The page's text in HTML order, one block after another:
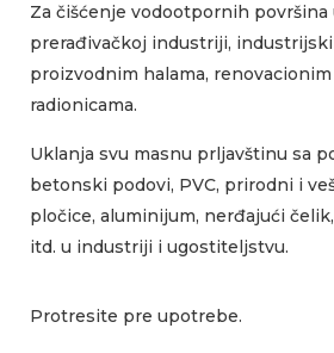
Za čišćenje vodootpornih
prerađivačkoj industriji,
proizvodnim halama,
radionicama.
Uklanja svu masnu prljavštinu sa
betonski podovi, PVC, prirodni i
pločice, aluminijum, nerđajući
itd. u industriji i ugostiteljstvu.
Protresite pre upotrebe.